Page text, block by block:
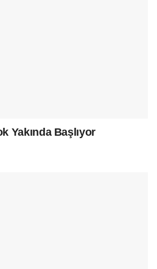
Yakında Başlıyor